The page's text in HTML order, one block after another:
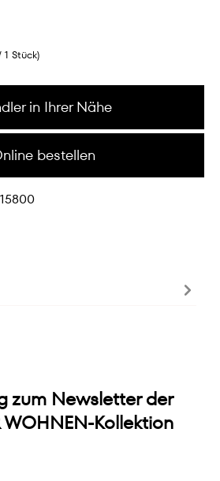
Stück)
in Ihrer Nähe
bestellen
zum Newsletter der
WOHNEN-Kollektion